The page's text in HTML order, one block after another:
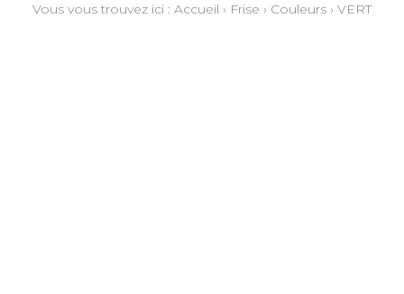
Vous vous trouvez ici : Accueil › Frise › Couleurs › VERT